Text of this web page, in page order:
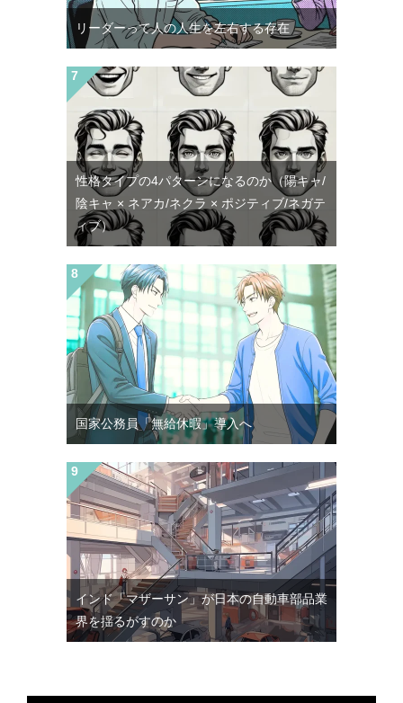
リーダーって人の人生を左右する存在
性格タイプの4パターンになるのか（陽キャ/
陰キャ × ネアカ/ネクラ × ポジティブ/ネガテ
ィブ）
国家公務員「無給休暇」導入へ
インド「マザーサン」が日本の自動車部品業
界を揺るがすのか